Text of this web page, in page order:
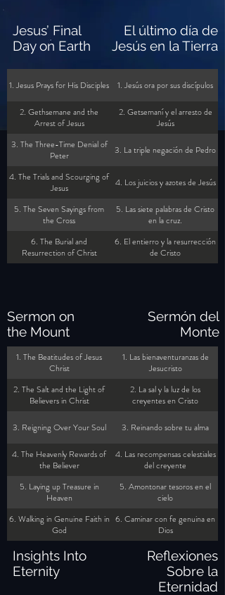
Jesus’ Final
Day on Earth
El último día de
Jesús en la Tierra
1. Jesus Prays for His Disciples 1. Jesús ora por sus discípulos
2. Gethsemane and the
Arrest of Jesus
2. Getsemaní y el arresto de
Jesús
3. The Three-Time Denial of
Peter
3. La triple negación de Pedro
4. The Trials and Scourging of
Jesus
4. Los juicios y azotes de Jesús
5. The Seven Sayings from
the Cross
5. Las siete palabras de Cristo
en la cruz.
6. The Burial and
Resurrection of Christ
6. El entierro y la resurrección
de Cristo
Sermon on
the Mount
Sermón del
Monte
1. The Beatitudes of Jesus
Christ
1. Las bienaventuranzas de
Jesucristo
2. The Salt and the Light of
Believers in Christ
2. La sal y la luz de los
creyentes en Cristo
3. Reigning Over Your Soul 3. Reinando sobre tu alma
4. The Heavenly Rewards of
the Believer
4. Las recompensas celestiales
del creyente
5. Laying up Treasure in
Heaven
5. Amontonar tesoros en el
cielo
6. Walking in Genuine Faith in
God
6. Caminar con fe genuina en
Dios
Insights Into
Eternity
Reflexiones
Sobre la
Eternidad